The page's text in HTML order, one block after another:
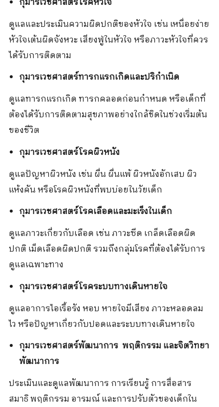
ดูแลและประเมินความผิดปกติของหัวใจ เช่น เหนื่อยง่าย
หัวใจเต้นผิดจังหวะ เสียงฟู่ในหัวใจ หรือภาวะหัวใจที่ควร
ได้รับการติดตาม
กุมารเวชศาสตร์ทารกแรกเกิดและปริกำเนิด
ดูแลทารกแรกเกิด ทารกคลอดก่อนกำหนด หรือเด็กที่
ต้องได้รับการติดตามสุขภาพอย่างใกล้ชิดในช่วงเริ่มต้น
ของชีวิต
กุมารเวชศาสตร์โรคผิวหนัง
ดูแลปัญหาผิวหนัง เช่น ผื่น ผื่นแพ้ ผิวหนังอักเสบ ผิว
แห้งคัน หรือโรคผิวหนังที่พบบ่อยในวัยเด็ก
กุมารเวชศาสตร์โรคเลือดและมะเร็งในเด็ก
ดูแลภาวะเกี่ยวกับเลือด เช่น ภาวะซีด เกล็ดเลือดผิด
ปกติ เม็ดเลือดผิดปกติ รวมถึงกลุ่มโรคที่ต้องได้รับการ
ดูแลเฉพาะทาง
กุมารเวชศาสตร์โรคระบบทางเดินหายใจ
ดูแลอาการไอเรื้อรัง หอบ หายใจมีเสียง ภาวะหลอดลม
ไว หรือปัญหาเกี่ยวกับปอดและระบบทางเดินหายใจ
กุมารเวชศาสตร์พัฒนาการ พฤติกรรม และจิตวิทยา
พัฒนาการ
ประเมินและดูแลพัฒนาการ การเรียนรู้ การสื่อสาร
สมาธิ พฤติกรรม อารมณ์ และการปรับตัวของเด็กใน